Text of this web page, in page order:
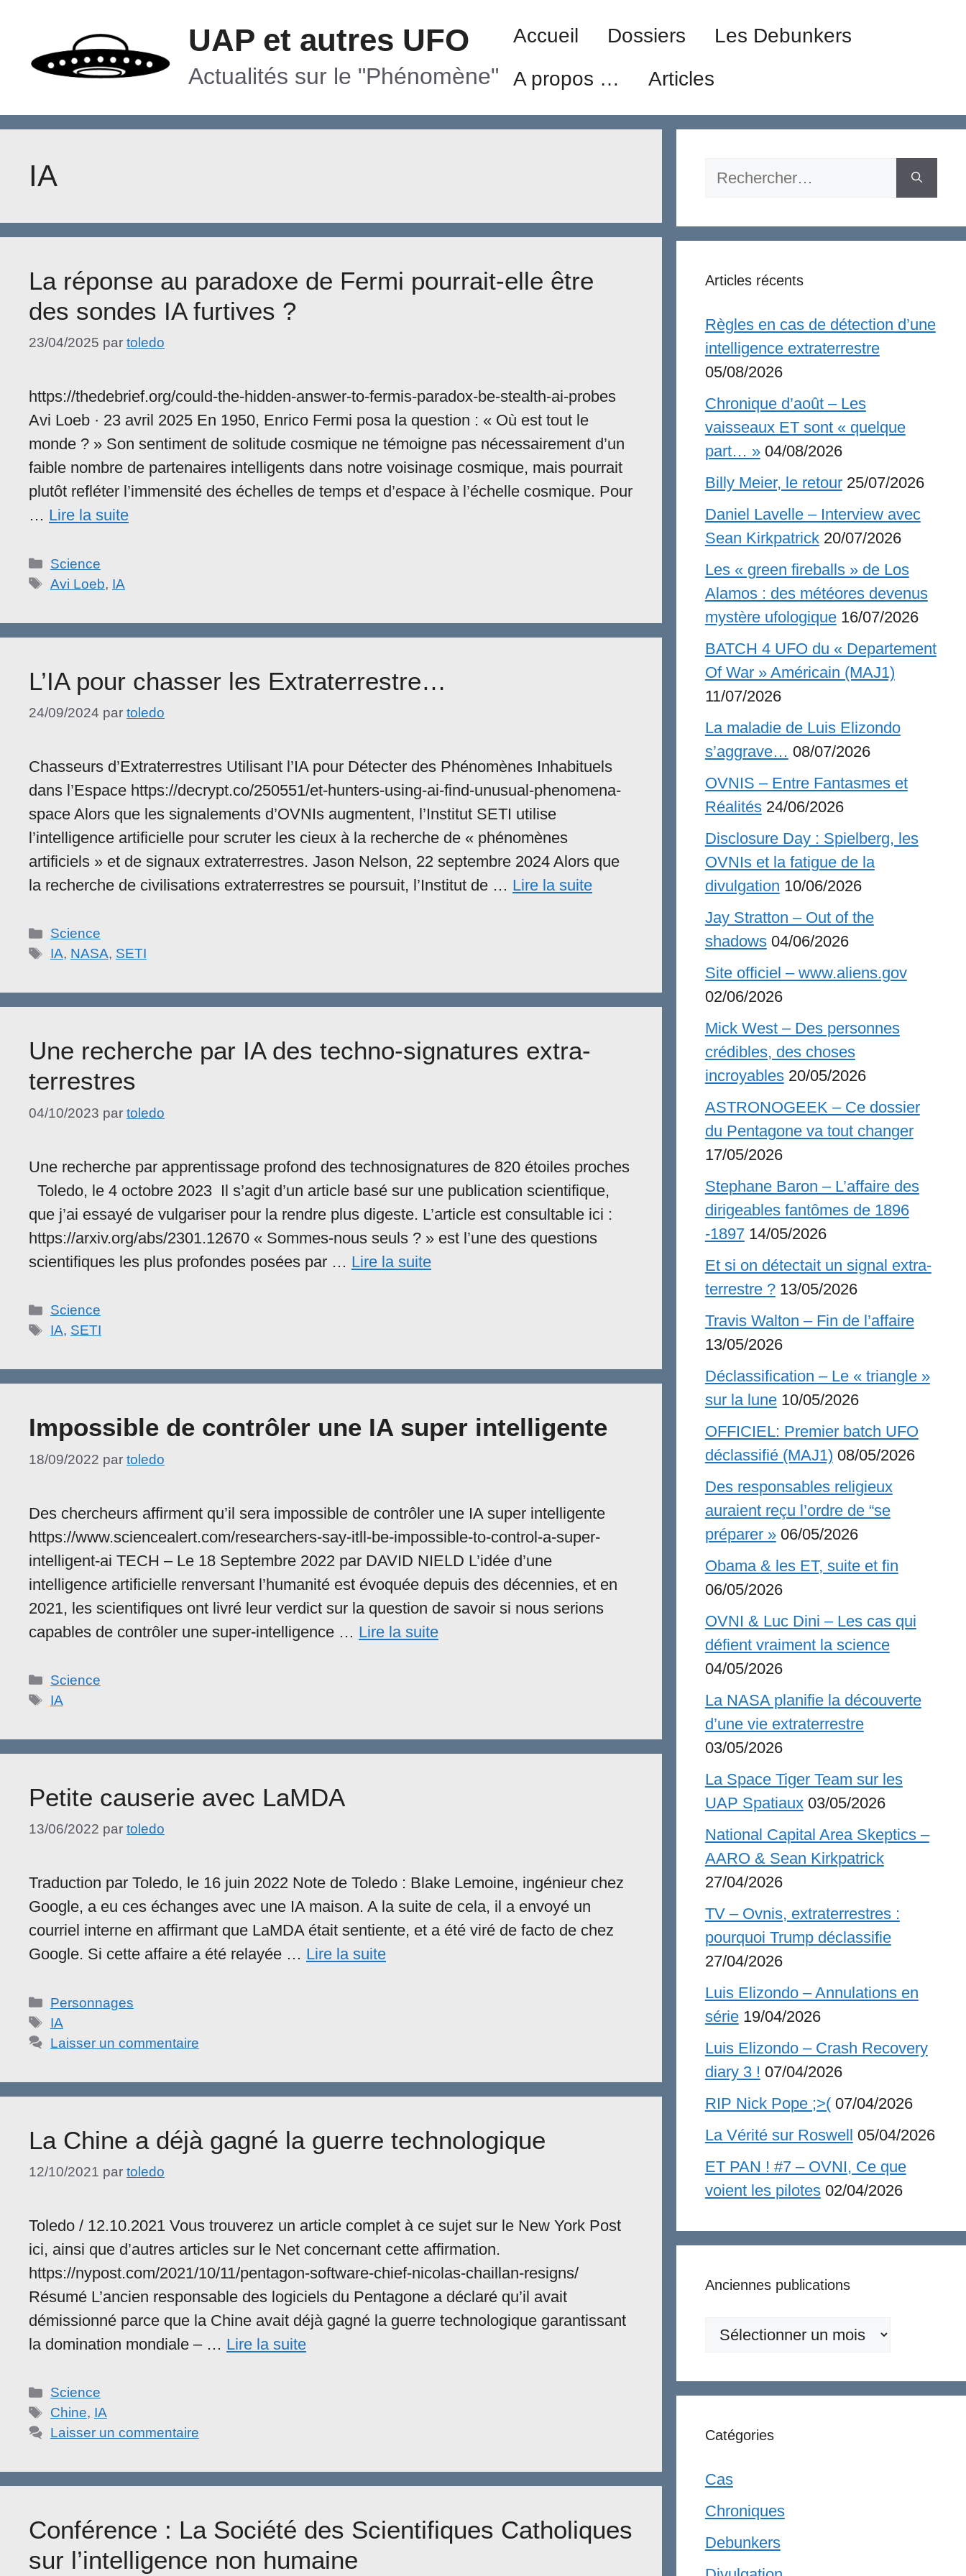
contenu
UAP et autres UFO
Actualités sur le "Phénomène"
Accueil Dossiers
Les Debunkers
A propos …
Articles
IA
La réponse au paradoxe de Fermi pourrait-elle être
des sondes IA furtives ?
23/04/2025 par toledo
https://thedebrief.org/could-the-hidden-answer-to-fermis-paradox-be-stealth-ai-probes
Avi Loeb · 23 avril 2025 En 1950, Enrico Fermi posa la question : « Où est tout le
monde ? » Son sentiment de solitude cosmique ne témoigne pas nécessairement d’un
faible nombre de partenaires intelligents dans notre voisinage cosmique, mais pourrait
plutôt refléter l’immensité des échelles de temps et d’espace à l’échelle cosmique. Pour
… Lire la suite
Catégories
Science
Étiquettes
Avi Loeb, IA
L’IA pour chasser les Extraterrestre…
24/09/2024 par toledo
Chasseurs d’Extraterrestres Utilisant l’IA pour Détecter des Phénomènes Inhabituels
dans l’Espace https://decrypt.co/250551/et-hunters-using-ai-find-unusual-phenomena-
space Alors que les signalements d’OVNIs augmentent, l’Institut SETI utilise
l’intelligence artificielle pour scruter les cieux à la recherche de « phénomènes
artificiels » et de signaux extraterrestres. Jason Nelson, 22 septembre 2024 Alors que
la recherche de civilisations extraterrestres se poursuit, l’Institut de … Lire la suite
Catégories
Science
Étiquettes
IA, NASA, SETI
Une recherche par IA des techno-signatures extra-
terrestres
04/10/2023 par toledo
Une recherche par apprentissage profond des technosignatures de 820 étoiles proches
Toledo, le 4 octobre 2023 Il s’agit d’un article basé sur une publication scientifique,
que j’ai essayé de vulgariser pour la rendre plus digeste. L’article est consultable ici :
https://arxiv.org/abs/2301.12670 « Sommes-nous seuls ? » est l’une des questions
scientifiques les plus profondes posées par … Lire la suite
Catégories
Science
Étiquettes
IA, SETI
Impossible de contrôler une IA super intelligente
18/09/2022 par toledo
Des chercheurs affirment qu’il sera impossible de contrôler une IA super intelligente
https://www.sciencealert.com/researchers-say-itll-be-impossible-to-control-a-super-
intelligent-ai TECH – Le 18 Septembre 2022 par DAVID NIELD L’idée d’une
intelligence artificielle renversant l’humanité est évoquée depuis des décennies, et en
2021, les scientifiques ont livré leur verdict sur la question de savoir si nous serions
capables de contrôler une super-intelligence … Lire la suite
Catégories
Science
Étiquettes
IA
Petite causerie avec LaMDA
13/06/2022 par toledo
Traduction par Toledo, le 16 juin 2022 Note de Toledo : Blake Lemoine, ingénieur chez
Google, a eu ces échanges avec une IA maison. A la suite de cela, il a envoyé un
courriel interne en affirmant que LaMDA était sentiente, et a été viré de facto de chez
Google. Si cette affaire a été relayée … Lire la suite
Catégories
Personnages
Étiquettes
IA
Laisser un commentaire
La Chine a déjà gagné la guerre technologique
12/10/2021 par toledo
Toledo / 12.10.2021 Vous trouverez un article complet à ce sujet sur le New York Post
ici, ainsi que d’autres articles sur le Net concernant cette affirmation.
https://nypost.com/2021/10/11/pentagon-software-chief-nicolas-chaillan-resigns/
Résumé L’ancien responsable des logiciels du Pentagone a déclaré qu’il avait
démissionné parce que la Chine avait déjà gagné la guerre technologique garantissant
la domination mondiale – … Lire la suite
Catégories
Science
Étiquettes
Chine, IA
Laisser un commentaire
Conférence : La Société des Scientifiques Catholiques
sur l’intelligence non humaine
Rechercher :
Articles récents
Règles en cas de détection d’une
intelligence extraterrestre
05/08/2026
Chronique d’août – Les
vaisseaux ET sont « quelque
part… » 04/08/2026
Billy Meier, le retour 25/07/2026
Daniel Lavelle – Interview avec
Sean Kirkpatrick 20/07/2026
Les « green fireballs » de Los
Alamos : des météores devenus
mystère ufologique 16/07/2026
BATCH 4 UFO du « Departement
Of War » Américain (MAJ1)
11/07/2026
La maladie de Luis Elizondo
s’aggrave… 08/07/2026
OVNIS – Entre Fantasmes et
Réalités 24/06/2026
Disclosure Day : Spielberg, les
OVNIs et la fatigue de la
divulgation 10/06/2026
Jay Stratton – Out of the
shadows 04/06/2026
Site officiel – www.aliens.gov
02/06/2026
Mick West – Des personnes
crédibles, des choses
incroyables 20/05/2026
ASTRONOGEEK – Ce dossier
du Pentagone va tout changer
17/05/2026
Stephane Baron – L’affaire des
dirigeables fantômes de 1896
-1897 14/05/2026
Et si on détectait un signal extra-
terrestre ? 13/05/2026
Travis Walton – Fin de l’affaire
13/05/2026
Déclassification – Le « triangle »
sur la lune 10/05/2026
OFFICIEL: Premier batch UFO
déclassifié (MAJ1) 08/05/2026
Des responsables religieux
auraient reçu l’ordre de “se
préparer » 06/05/2026
Obama & les ET, suite et fin
06/05/2026
OVNI & Luc Dini – Les cas qui
défient vraiment la science
04/05/2026
La NASA planifie la découverte
d’une vie extraterrestre
03/05/2026
La Space Tiger Team sur les
UAP Spatiaux 03/05/2026
National Capital Area Skeptics –
AARO & Sean Kirkpatrick
27/04/2026
TV – Ovnis, extraterrestres :
pourquoi Trump déclassifie
27/04/2026
Luis Elizondo – Annulations en
série 19/04/2026
Luis Elizondo – Crash Recovery
diary 3 ! 07/04/2026
RIP Nick Pope ;>( 07/04/2026
La Vérité sur Roswell 05/04/2026
ET PAN ! #7 – OVNI, Ce que
voient les pilotes 02/04/2026
Anciennes publications
Anciennes
Catégories
Cas
Chroniques
Debunkers